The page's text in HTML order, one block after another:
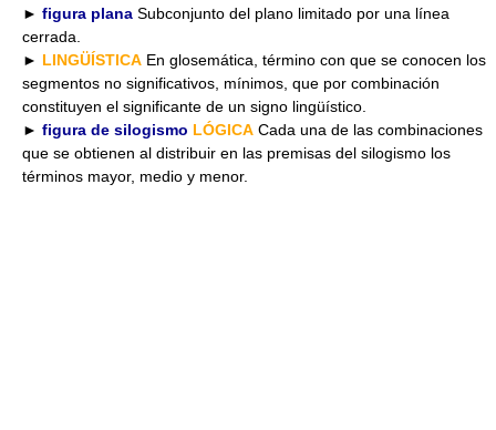
► figura plana Subconjunto del plano limitado por una línea
cerrada.
► LINGÜÍSTICA En glosemática, término con que se conocen los
segmentos no significativos, mínimos, que por combinación
constituyen el significante de un signo lingüístico.
► figura de silogismo LÓGICA Cada una de las combinaciones
que se obtienen al distribuir en las premisas del silogismo los
términos mayor, medio y menor.